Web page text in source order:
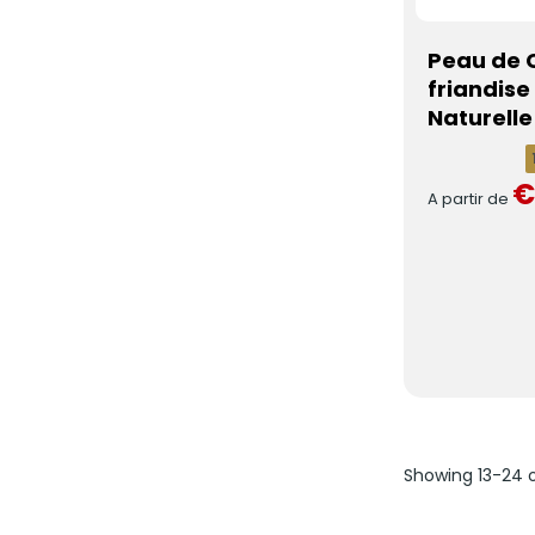
Peau de
friandise
Naturelle
A partir de
Showing 13-